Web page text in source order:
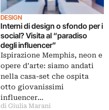
DESIGN
Interni di design o sfondo per i
social? Visita al “paradiso
degli influencer”
Ispirazione Memphis, neon e
opere d’arte: siamo andati
nella casa-set che ospita
otto giovanissimi
influencer…
di Giulia Marani